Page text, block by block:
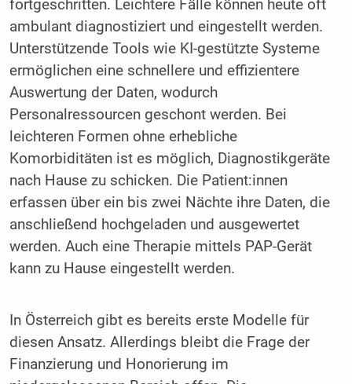
fortgeschritten. Leichtere Fälle können heute oft
ambulant diagnostiziert und eingestellt werden.
Unterstützende Tools wie KI-gestützte Systeme
ermöglichen eine schnellere und effizientere
Auswertung der Daten, wodurch
Personalressourcen geschont werden. Bei
leichteren Formen ohne erhebliche
Komorbiditäten ist es möglich, Diagnostikgeräte
nach Hause zu schicken. Die Patient:innen
erfassen über ein bis zwei Nächte ihre Daten, die
anschließend hochgeladen und ausgewertet
werden. Auch eine Therapie mittels PAP-Gerät
kann zu Hause eingestellt werden.
In Österreich gibt es bereits erste Modelle für
diesen Ansatz. Allerdings bleibt die Frage der
Finanzierung und Honorierung im